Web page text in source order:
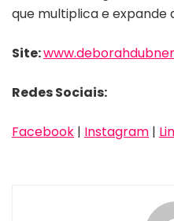
que multiplica e expande
Site:
Redes Sociais:
Facebook | Instagram |